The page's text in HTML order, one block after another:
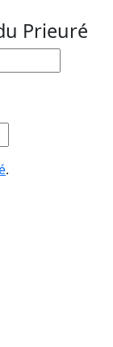
Prieuré
.